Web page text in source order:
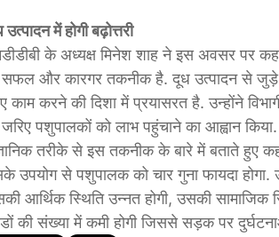
में होगी बढ़ोत्तरी
के अध्यक्ष मिनेश शाह ने इस अवसर पर
सफल और कारगर तकनीक है. दूध उत्पादन से
काम करने की दिशा में प्रयासरत है. उन्होंने
पशुपालकों को लाभ पहुंचाने का आह्वान
तरीके से इस तकनीक के बारे में बताते हुए
उपयोग से पशुपालक को चार गुना फायदा
आर्थिक स्थिति उन्नत होगी, उसकी सामाजिक
की संख्या में कमी होगी जिससे सड़क पर